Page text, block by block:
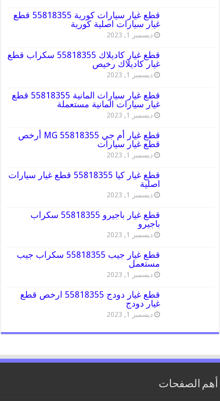
قطع غيار سيارات كورية 55818355 قطع
غيار سيارات اصلية كورية
ديسمبر 1, 2023
قطع غيار كاديلاك 55818355 سكراب قطع
غيار كاديلاك رخيص
ديسمبر 1, 2023
قطع غيار سيارات المانية 55818355 قطع
غيار سيارات المانية مستعملة
ديسمبر 1, 2023
قطع غيار أم جي MG 55818355 أرخص
قطع غيار سيارات
ديسمبر 1, 2023
قطع غيار كيا 55818355 قطع غيار سيارات
اصلية
ديسمبر 1, 2023
قطع غيار باجيرو 55818355 سكراب
باجيرو
ديسمبر 1, 2023
قطع غيار جيب 55818355 سكراب جيب
مستعمل
ديسمبر 1, 2023
قطع غيار دودج 55818355 ارخص قطع
غيار دودج
ديسمبر 1, 2023
أهم الصفحات